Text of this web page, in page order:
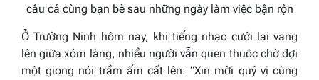
câu cá cùng bạn bè sau những ngày làm việc bận rộn
Ở Trường Ninh hôm nay, khi tiếng nhạc cưới lại vang
lên giữa xóm làng, nhiều người vẫn quen thuộc chờ đợi
một giọng nói trầm ấm cất lên: “Xin mời quý vị cùng